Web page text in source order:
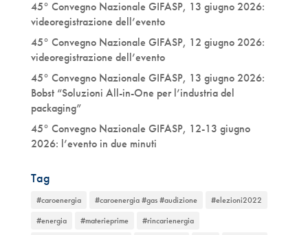
45° Convegno Nazionale GIFASP, 13 giugno 2026:
videoregistrazione dell’evento
45° Convegno Nazionale GIFASP, 12 giugno 2026:
videoregistrazione dell’evento
45° Convegno Nazionale GIFASP, 13 giugno 2026:
Bobst “Soluzioni All-in-One per l’industria del
packaging”
45° Convegno Nazionale GIFASP, 12-13 giugno
2026: l’evento in due minuti
Tag
#caroenergia #caroenergia #gas #audizione
#elezioni2022
#energia
#materieprime
#rincarienergia